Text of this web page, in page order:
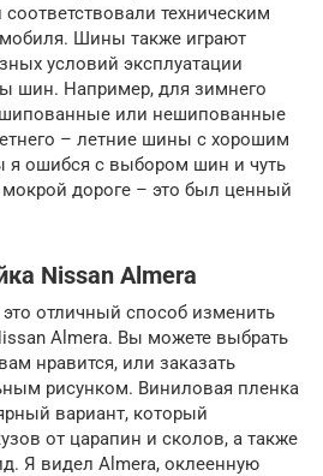
техническим
Шины также играют
условий эксплуатации
шин. Например, для зимнего
или нешипованные
– летние шины с хорошим
ошибся с выбором шин и чуть
дороге – это был ценный
Nissan Almera
отличный способ изменить
Almera. Вы можете выбрать
нравится, или заказать
рисунком. Виниловая пленка
вариант, который
от царапин и сколов, а также
Я видел Almera, оклеенную